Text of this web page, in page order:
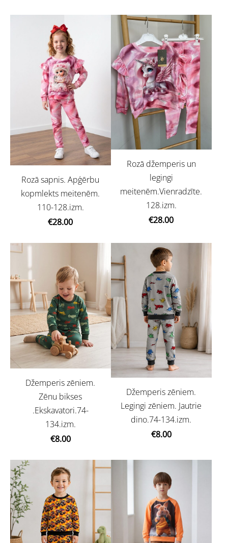
Rozā sapnis. Apģērbu
kopmlekts meitenēm.
110-128.izm.
€28.00
Rozā džemperis un
legingi
meitenēm.Vienradzīte.
128.izm.
€28.00
Džemperis zēniem.
Zēnu bikses
.Ekskavatori.74-
134.izm.
€8.00
Džemperis zēniem.
Legingi zēniem. Jautrie
dino.74-134.izm.
€8.00